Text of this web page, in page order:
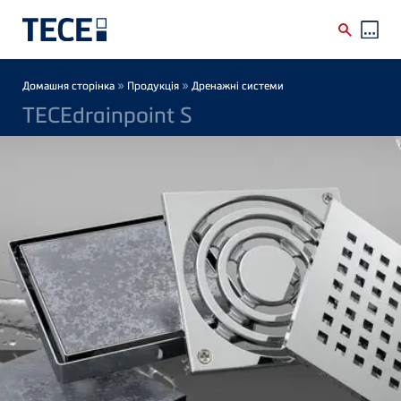
Breadcrumb
Домашня сторінка » Продукція » Дренажні системи
TECEdrainpoint S